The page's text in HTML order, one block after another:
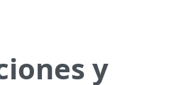
y